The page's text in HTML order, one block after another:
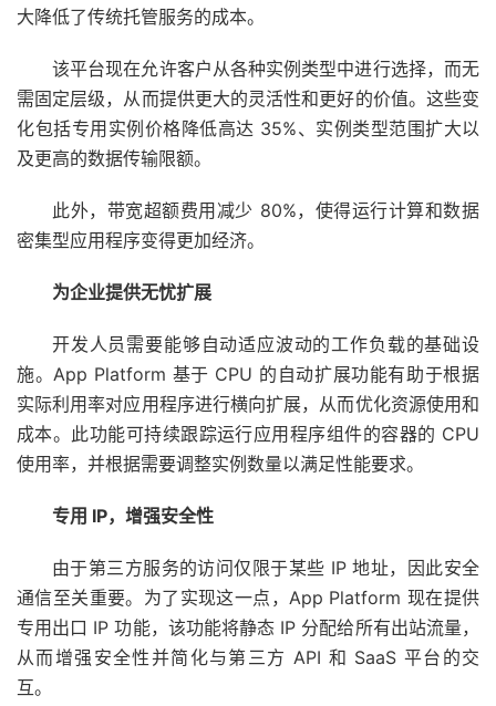
大降低了传统托管服务的成本。
该平台现在允许客户从各种实例类型中进行选择，而无
需固定层级，从而提供更大的灵活性和更好的价值。这些变
化包括专用实例价格降低高达 35%、实例类型范围扩大以
及更高的数据传输限额。
此外，带宽超额费用减少 80%，使得运行计算和数据
密集型应用程序变得更加经济。
为企业提供无忧扩展
开发人员需要能够自动适应波动的工作负载的基础设
施。App Platform 基于 CPU 的自动扩展功能有助于根据
实际利用率对应用程序进行横向扩展，从而优化资源使用和
成本。此功能可持续跟踪运行应用程序组件的容器的 CPU
使用率，并根据需要调整实例数量以满足性能要求。
专用 IP，增强安全性
由于第三方服务的访问仅限于某些 IP 地址，因此安全
通信至关重要。为了实现这一点，App Platform 现在提供
专用出口 IP 功能，该功能将静态 IP 分配给所有出站流量，
从而增强安全性并简化与第三方 API 和 SaaS 平台的交
互。